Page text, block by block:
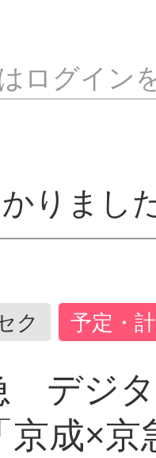
ログイン
りまし
ク 予定・
デジ
京成×